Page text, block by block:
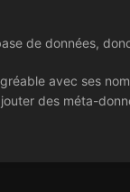
de données,
avec ses
des méta-